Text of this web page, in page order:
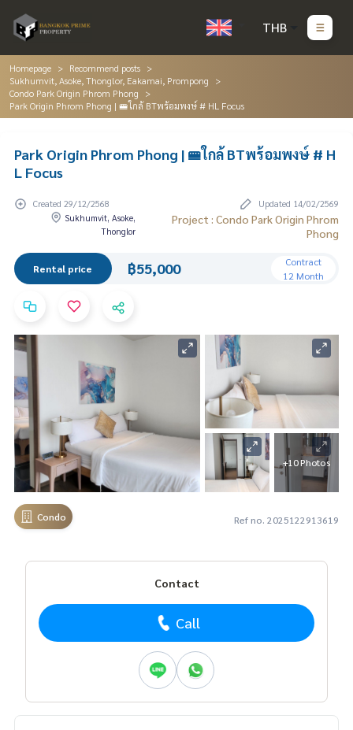
THB
Homepage
Recommend posts
Sukhumvit, Asoke, Thonglor, Eakamai, Prompong
Condo Park Origin Phrom Phong
Park Origin Phrom Phong | 🚝ใกล้ BTพร้อมพงษ์ # HL Focus
Park Origin Phrom Phong | 🚝ใกล้ BTพร้อมพงษ์ # H
L Focus
Created 29/12/2568
Updated 14/02/2569
Sukhumvit, Asoke,
Thonglor
Project : Condo Park Origin Phrom
Phong
Rental price ฿55,000
Contract
12 Month
+10 Photos
Condo Ref no. 2025122913619
Contact
Call